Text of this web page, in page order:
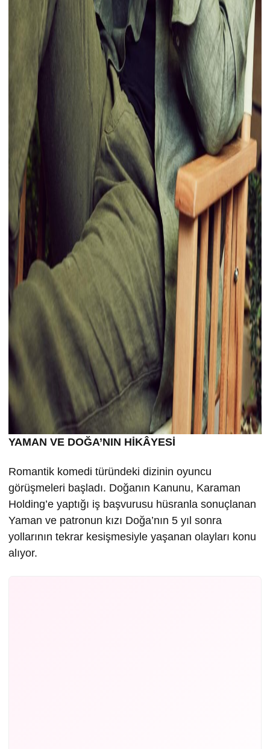
YAMAN VE DOĞA’NIN HİKÂYESİ
Romantik komedi türündeki dizinin oyuncu
görüşmeleri başladı. Doğanın Kanunu, Karaman
Holding’e yaptığı iş başvurusu hüsranla sonuçlanan
Yaman ve patronun kızı Doğa’nın 5 yıl sonra
yollarının tekrar kesişmesiyle yaşanan olayları konu
alıyor.